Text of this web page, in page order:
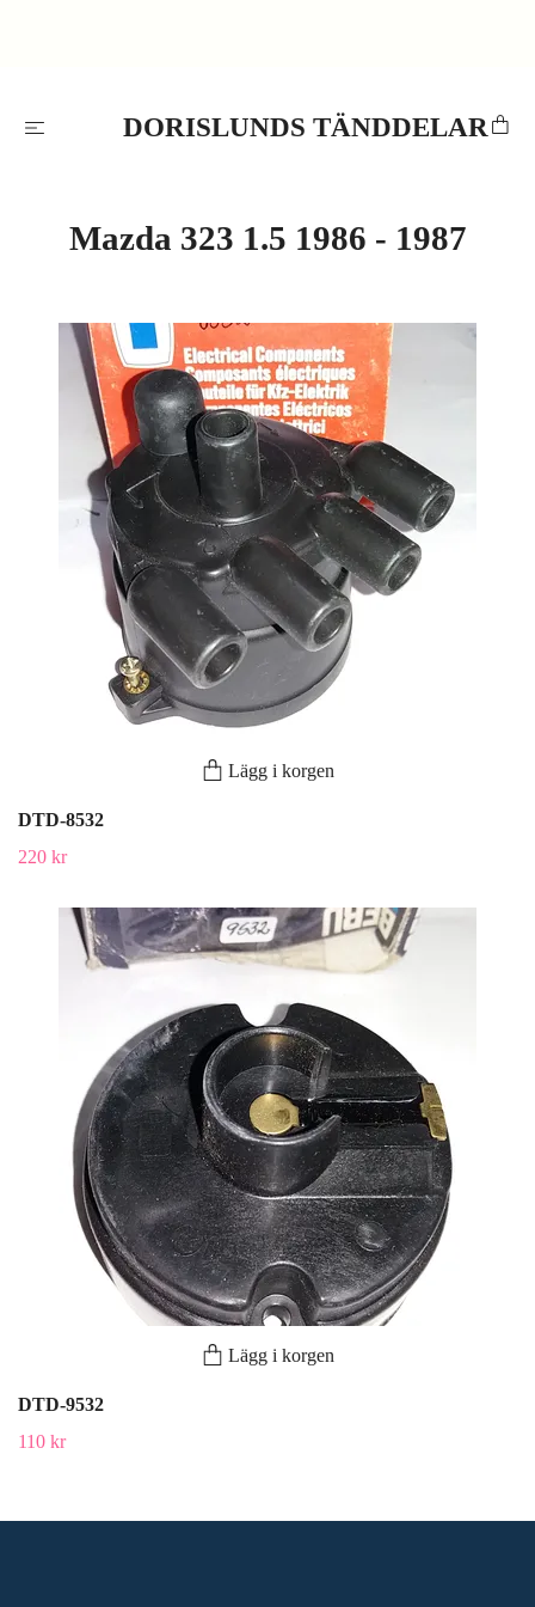
DORISLUNDS TÄNDDELAR
Mazda 323 1.5 1986 - 1987
Lägg i korgen
DTD-8532
220 kr
Lägg i korgen
DTD-9532
110 kr